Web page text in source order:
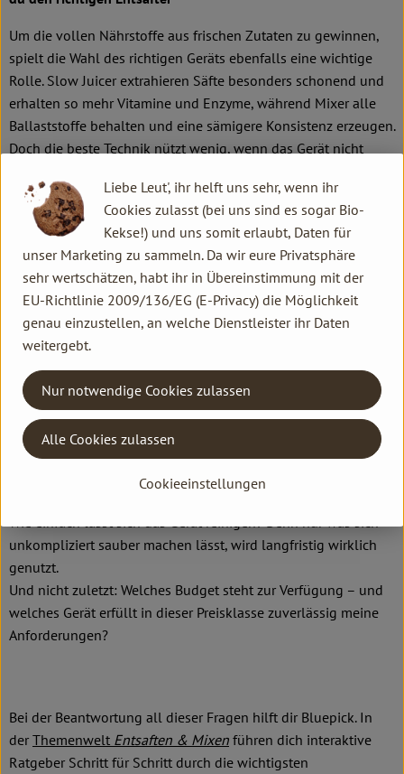
Um die vollen Nährstoffe aus frischen Zutaten zu gewinnen,
spielt die Wahl des richtigen Geräts ebenfalls eine wichtige
Rolle. Slow Juicer extrahieren Säfte besonders schonend und
erhalten so mehr Vitamine und Enzyme, während Mixer alle
Ballaststoffe behalten und eine sämigere Konsistenz erzeugen.
Doch die beste Technik nützt wenig, wenn das Gerät nicht
deinem Bedarf passen – nur dann wird das Entsaften zum
festen Bestandteil deiner gesunden Routine
Egal, für welches Gerät man sich entscheidet – ein paar Fragen
sollte man vor dem Kauf auf jeden Fall klären:
Welche Zutaten möchte ich regelmäßig entsaften – nur
weiches Obst oder auch faserige Zutaten wie Sellerie,
Blattgemüse oder Gräser?
Wie viele Portionen möchte ich auf einmal zubereiten – nur
ein Glas für den schnellen Start in den Tag oder gleich eine
unkompliziert sauber machen lässt, wird langfristig wirklich
genutzt.
Und nicht zuletzt: Welches Budget steht zur Verfügung – und
welches Gerät erfüllt in dieser Preisklasse zuverlässig meine
Anforderungen?
Bei der Beantwortung all dieser Fragen hilft dir Bluepick. In
der Themenwelt Entsaften & Mixen führen dich interaktive
Ratgeber Schritt für Schritt durch die wichtigsten
Liebe Leut', ihr helft uns sehr, wenn ihr
Cookies zulasst (bei uns sind es sogar Bio-
Kekse!) und uns somit erlaubt, Daten für
unser Marketing zu sammeln. Da wir eure Privatsphäre
sehr wertschätzen, habt ihr in Übereinstimmung mit der
EU-Richtlinie 2009/136/EG (E-Privacy) die Möglichkeit
genau einzustellen, an welche Dienstleister ihr Daten
weitergebt.
Cookieeinstellungen
Nur notwendige Cookies zulassen
Alle Cookies zulassen